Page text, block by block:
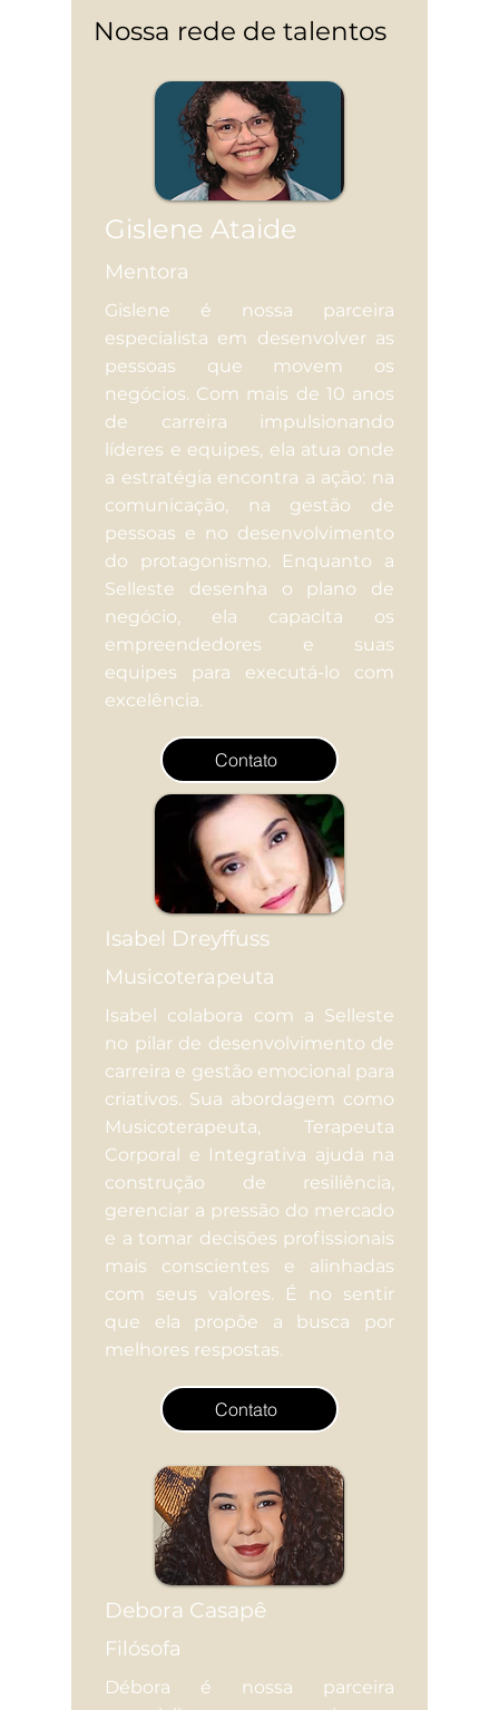
Nossa rede de talentos
Gislene Ataide
Mentora
Gislene é nossa parceira
especialista em desenvolver as
pessoas que movem os
negócios. Com mais de 10 anos
de carreira impulsionando
líderes e equipes, ela atua onde
a estratégia encontra a ação: na
comunicação, na gestão de
pessoas e no desenvolvimento
do protagonismo. Enquanto a
Selleste desenha o plano de
negócio, ela capacita os
empreendedores e suas
equipes para executá-lo com
excelência.
Contato
Isabel Dreyffuss
Musicoterapeuta
Isabel colabora com a Selleste
no pilar de desenvolvimento de
carreira e gestão emocional para
criativos. Sua abordagem como
Musicoterapeuta, Terapeuta
Corporal e Integrativa ajuda na
construção de resiliência,
gerenciar a pressão do mercado
e a tomar decisões profissionais
mais conscientes e alinhadas
com seus valores. É no sentir
que ela propõe a busca por
melhores respostas.
Contato
Debora Casapê
Filósofa
Débora é nossa parceira